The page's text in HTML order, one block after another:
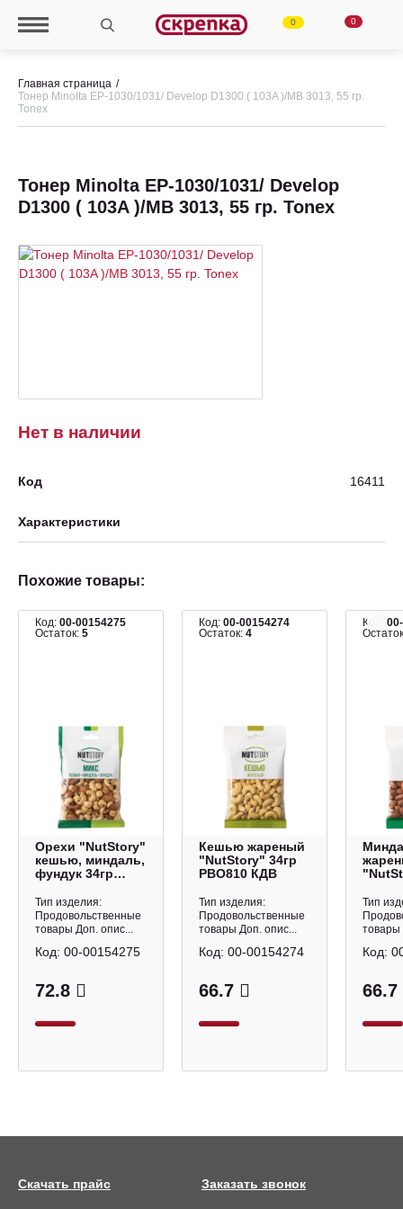
0 0
Главная страница
Тонер Minolta EP-1030/1031/ Develop D1300 ( 103A )/МВ 3013, 55 гр.
Tonex
Нет в наличии
Тонер Minolta EP-1030/1031/ Develop
D1300 ( 103A )/МВ 3013, 55 гр. Tonex
Код 16411
Характеристики
Похожие товары:
Код: 00-00154275
Остаток: 5
Орехи "NutStory"
кешью, миндаль,
фундук 34гр
Тип изделия:
Продовольственные
товары Доп. опис...
72.8
Код: 00-00154275
Код: 00-00154274
Остаток: 4
Кешью жареный
"NutStory" 34гр
РВО810 КДВ
Тип изделия:
Продовольственные
товары Доп. опис...
66.7
Код: 00-00154274
Код:
Тип
товары
66.7
Код:
Заказать звонок
Скачать прайс